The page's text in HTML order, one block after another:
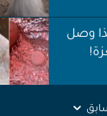
وصل
ولا